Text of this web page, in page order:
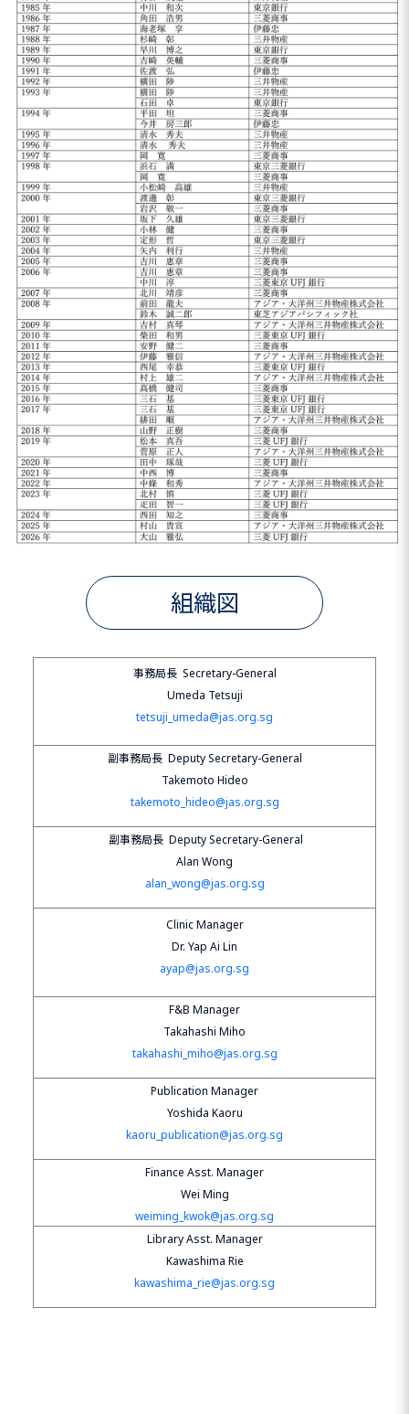
組織図
事務局長 Secretary-General
Umeda Tetsuji
tetsuji_umeda@jas.org.sg
副事務局長 Deputy Secretary-General
Takemoto Hideo
takemoto_hideo@jas.org.sg
副事務局長 Deputy Secretary-General
Alan Wong
alan_wong@jas.org.sg
Clinic Manager
Dr. Yap Ai Lin
ayap@jas.org.sg
F&B Manager
Takahashi Miho
takahashi_miho@jas.org.sg
Publication Manager
Yoshida Kaoru
kaoru_publication@jas.org.sg
Finance Asst. Manager
Wei Ming
weiming_kwok@jas.org.sg
Library Asst. Manager
Kawashima Rie
kawashima_rie@jas.org.sg